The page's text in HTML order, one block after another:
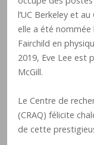
l’UC Berkeley et
elle a été
Fairchild en
2019, Eve Lee est
McGill.
Le Centre de
(CRAQ) félicite
de cette